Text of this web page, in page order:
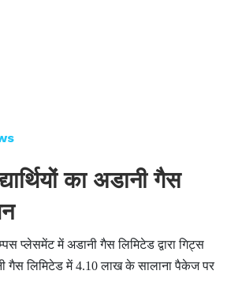
का अडानी गैस
प्लेसमेंट में अडानी गैस लिमिटेड द्वारा गिट्स
गैस लिमिटेड में 4.10 लाख के सालाना पैकेज पर